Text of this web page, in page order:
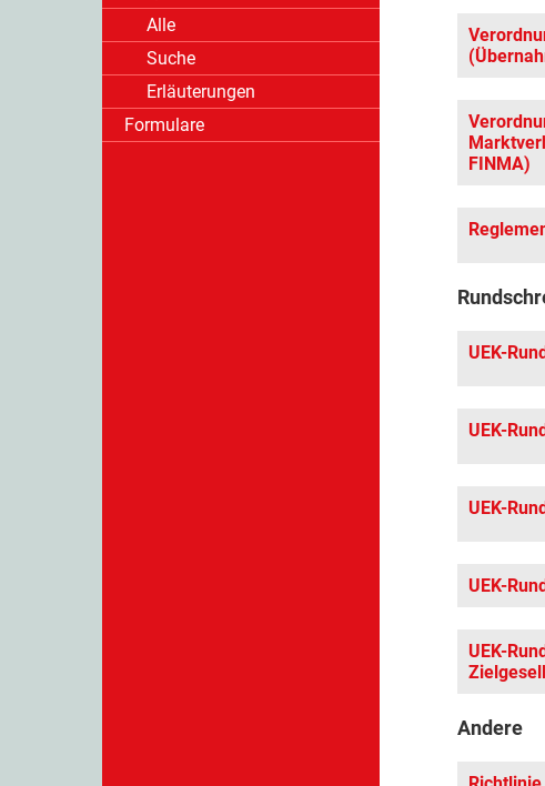
Alle
Suche
Erläuterungen
Formulare
FINMA)
UEK-
UEK-
UEK-
UEK-
UEK-
Andere